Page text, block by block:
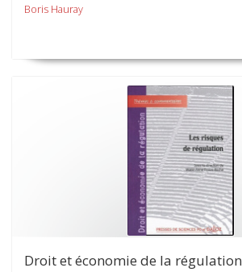
Boris Hauray
Droit et économie de la régulation